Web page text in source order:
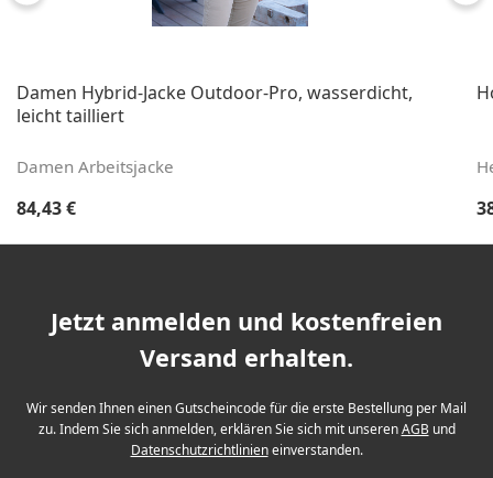
Damen Hybrid-Jacke Outdoor-Pro, wasserdicht,
leicht tailliert
Damen Arbeitsjacke
Regulärer Preis:
84,43 €
Jetzt anmelden und kostenfreien
Versand erhalten.
Wir senden Ihnen einen Gutscheincode für die erste Bestellung per Mail
zu. Indem Sie sich anmelden, erklären Sie sich mit unserenAGBund
Datenschutzrichtlinieneinverstanden.